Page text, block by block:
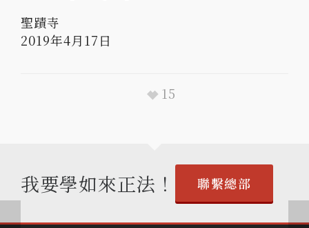
聖蹟寺
2019年4月17日
15
我要學如來正法！ 聯繫總部